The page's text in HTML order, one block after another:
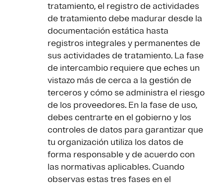
tratamiento, el registro de actividades
de tratamiento debe madurar desde la
documentación estática hasta
registros integrales y permanentes de
sus actividades de tratamiento. La fase
de intercambio requiere que eches un
vistazo más de cerca a la gestión de
terceros y cómo se administra el riesgo
de los proveedores. En la fase de uso,
debes centrarte en el gobierno y los
controles de datos para garantizar que
tu organización utiliza los datos de
forma responsable y de acuerdo con
las normativas aplicables. Cuando
observas estas tres fases en el